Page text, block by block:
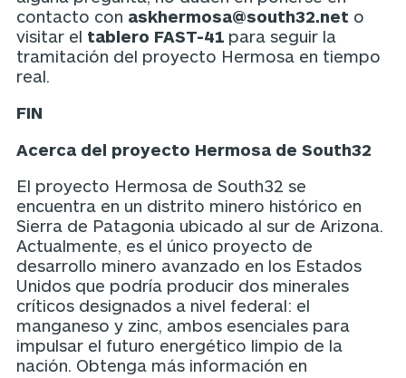
contacto con askhermosa@south32.net o
visitar el tablero FAST-41 para seguir la
tramitación del proyecto Hermosa en tiempo
real.
FIN
Acerca del proyecto Hermosa de South32
El proyecto Hermosa de South32 se
encuentra en un distrito minero histórico en
Sierra de Patagonia ubicado al sur de Arizona.
Actualmente, es el único proyecto de
desarrollo minero avanzado en los Estados
Unidos que podría producir dos minerales
críticos designados a nivel federal: el
manganeso y zinc, ambos esenciales para
impulsar el futuro energético limpio de la
nación. Obtenga más información en